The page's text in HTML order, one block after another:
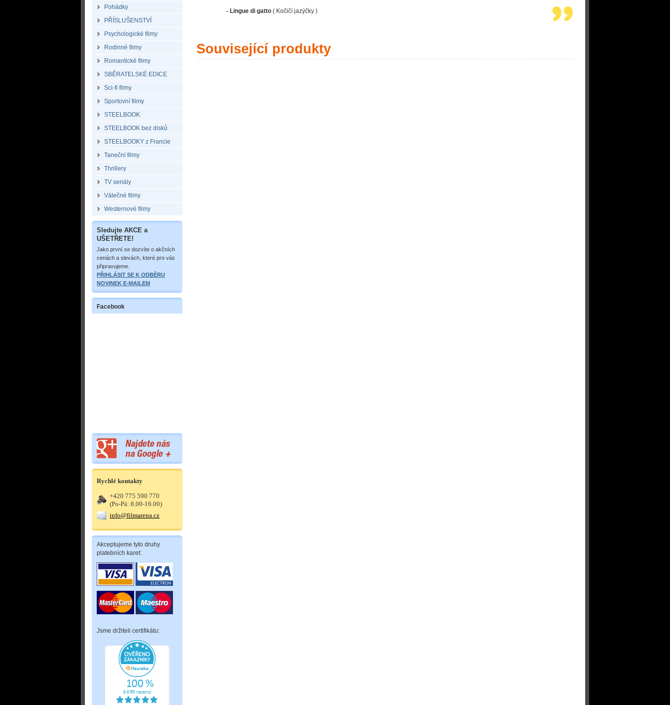
Pohádky
PŘÍSLUŠENSTVÍ
Psychologické filmy
Rodinné filmy
Romantické filmy
SBĚRATELSKÉ EDICE
Sci-fi filmy
Sportovní filmy
STEELBOOK
STEELBOOK bez disků
STEELBOOKY z Francie
Taneční filmy
Thrillery
TV seriály
Válečné filmy
Westernové filmy
Sledujte AKCE a
UŠETŘETE!
Jako první se dozvíte o akčních
cenách a slevách, které pro vás
připravujeme.
PŘIHLÁSIT SE K ODBĚRU
NOVINEK E-MAILEM
Facebook
Rychlé kontakty
+420 775 590 770
(Po-Pá: 8.00-16.00)
info@filmarena.cz
Akceptujeme tyto druhy
platebních karet:
Jsme držiteli certifikátu:
- Lingue di gatto ( Kočičí jazýčky )
Související produkty